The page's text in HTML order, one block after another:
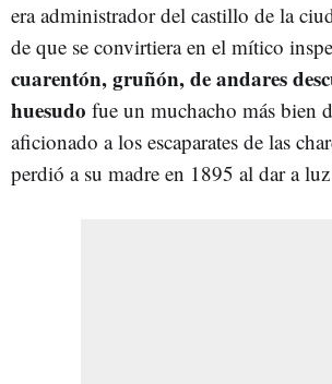
era administrador del castillo de la
de que se convirtiera en el mítico
cuarentón, gruñón, de andares
huesudo fue un muchacho más bien
aficionado a los escaparates de las
perdió a su madre en 1895 al dar a